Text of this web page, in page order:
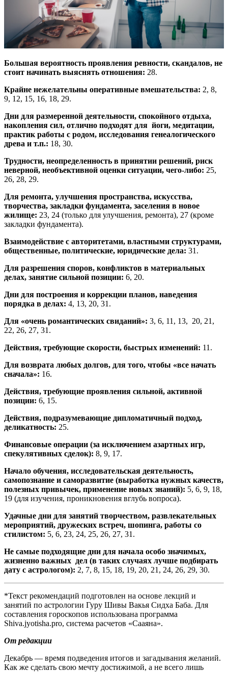
Большая вероятность проявления ревности, скандалов, не
стоит начинать выяснять отношения: 28.
Крайне нежелательны оперативные вмешательства: 2, 8,
9, 12, 15, 16, 18, 29.
Дни для размеренной деятельности, спокойного отдыха,
накопления сил, отлично подходят для йоги, медитации,
практик работы с родом, исследования генеалогического
древа и т.п.: 18, 30.
Трудности, неопределенность в принятии решений, риск
неверной, необъективной оценки ситуации, чего-либо: 25,
26, 28, 29.
Для ремонта, улучшения пространства, искусства,
творчества, закладки фундамента, заселения в новое
жилище: 23, 24 (только для улучшения, ремонта), 27 (кроме
закладки фундамента).
Взаимодействие с авторитетами, властными структурами,
общественные, политические, юридические дела: 31.
Для разрешения споров, конфликтов в материальных
делах, занятие сильной позиции: 6, 20.
Дни для построения и коррекции планов, наведения
порядка в делах: 4, 13, 20, 31.
Для «очень романтических свиданий»: 3, 6, 11, 13, 20, 21,
22, 26, 27, 31.
Действия, требующие скорости, быстрых изменений: 11.
Для возврата любых долгов, для того, чтобы «все начать
сначала»: 16.
Действия, требующие проявления сильной, активной
позиции: 6, 15.
Действия, подразумевающие дипломатичный подход,
деликатность: 25.
Финансовые операции (за исключением азартных игр,
спекулятивных сделок): 8, 9, 17.
Начало обучения, исследовательская деятельность,
самопознание и саморазвитие (выработка нужных качеств,
полезных привычек, применение новых знаний): 5, 6, 9, 18,
19 (для изучения, проникновения вглубь вопроса).
Удачные дни для занятий творчеством, развлекательных
мероприятий, дружеских встреч, шопинга, работы со
стилистом: 5, 6, 23, 24, 25, 26, 27, 31.
Не самые подходящие дни для начала особо значимых,
жизненно важных дел (в таких случаях лучше подбирать
дату с астрологом): 2, 7, 8, 15, 18, 19, 20, 21, 24, 26, 29, 30.
*Текст рекомендаций подготовлен на основе лекций и
занятий по астрологии Гуру Шивы Вакья Сидха Баба. Для
составления гороскопов использована программа
Shiva.jyotisha.pro, система расчетов «Сааяна».
От редакции
Декабрь — время подведения итогов и загадывания желаний.
Как же сделать свою мечту достижимой, а не всего лишь